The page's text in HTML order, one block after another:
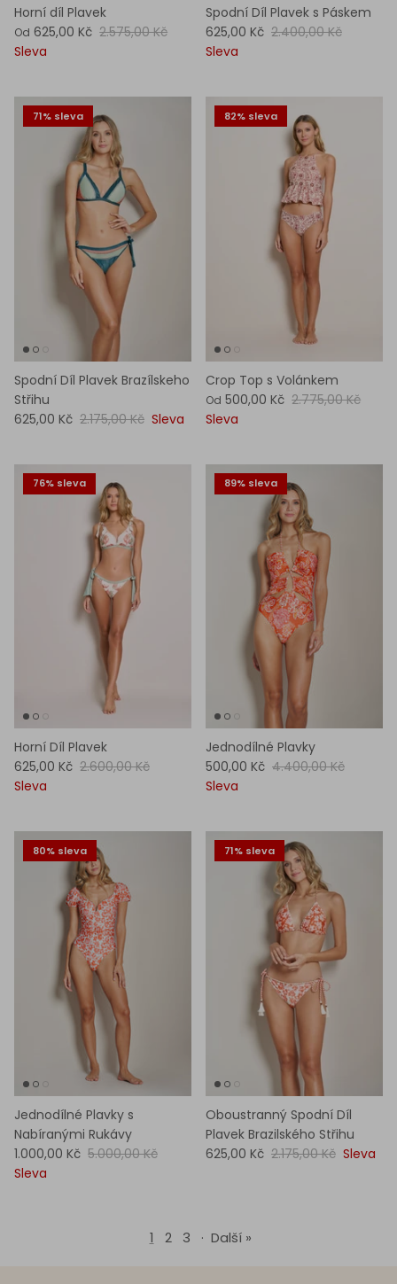
Horní díl Plavek
Od 625,00 Kč 2.575,00 Kč
Sleva
Spodní Díl Plavek s Páskem
625,00 Kč 2.400,00 Kč
Sleva
71% sleva
Spodní Díl Plavek Brazílskeho
Střihu
625,00 Kč 2.175,00 Kč Sleva
82% sleva
Crop Top s Volánkem
Od 500,00 Kč 2.775,00 Kč
Sleva
76% sleva
Horní Díl Plavek
625,00 Kč 2.600,00 Kč
Sleva
89% sleva
Jednodílné Plavky
500,00 Kč 4.400,00 Kč
Sleva
80% sleva
Jednodílné Plavky s
Nabíranými Rukávy
1.000,00 Kč 5.000,00 Kč
Sleva
71% sleva
Oboustranný Spodní Díl
Plavek Brazilského Střihu
625,00 Kč 2.175,00 Kč Sleva
1 2 3 · Další »